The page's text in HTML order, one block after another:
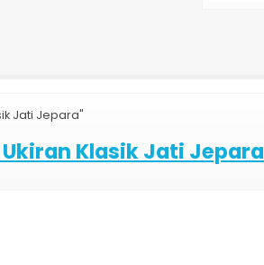
Jati Jepara"
Klasik Jati Jepara